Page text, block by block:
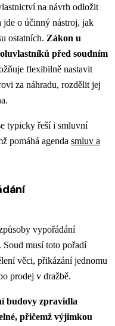
na návrh odložit
jde o účinný nástroj, jak
ostatních. Zákon u
před soudním
flexibilně nastavit
za náhradu, rozdělit jej
typicky řeší i smluvní
pomáhá agenda smluv a
vypořádání
Soud musí toto pořadí
věci, přikázání jednomu
prodej v dražbě.
budovy zpravidla
přičemž výjimkou